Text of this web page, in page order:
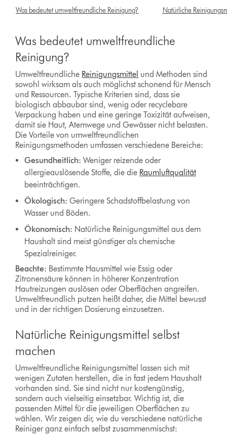
Was bedeutet umweltfreundliche Reinigung? Natürliche
Was bedeutet umweltfreundliche
Reinigung?
Umweltfreundliche Reinigungsmittel und Methoden sind
sowohl wirksam als auch möglichst schonend für Mensch
und Ressourcen. Typische Kriterien sind, dass sie
biologisch abbaubar sind, wenig oder recyclebare
Verpackung haben und eine geringe Toxizität aufweisen,
damit sie Haut, Atemwege und Gewässer nicht belasten.
Die Vorteile von umweltfreundlichen
Reinigungsmethoden umfassen verschiedene Bereiche:
Gesundheitlich: Weniger reizende oder
allergieauslösende Stoffe, die die Raumluftqualität
beeinträchtigen.
Ökologisch: Geringere Schadstoffbelastung von
Wasser und Böden.
Ökonomisch: Natürliche Reinigungsmittel aus dem
Haushalt sind meist günstiger als chemische
Spezialreiniger.
Beachte: Bestimmte Hausmittel wie Essig oder
Zitronensäure können in höherer Konzentration
Hautreizungen auslösen oder Oberflächen angreifen.
Umweltfreundlich putzen heißt daher, die Mittel bewusst
und in der richtigen Dosierung einzusetzen.
Natürliche Reinigungsmittel selbst
machen
Umweltfreundliche Reinigungsmittel lassen sich mit
wenigen Zutaten herstellen, die in fast jedem Haushalt
vorhanden sind. Sie sind nicht nur kostengünstig,
sondern auch vielseitig einsetzbar. Wichtig ist, die
passenden Mittel für die jeweiligen Oberflächen zu
wählen. Wir zeigen dir, wie du verschiedene natürliche
Reiniger ganz einfach selbst zusammenmischst: